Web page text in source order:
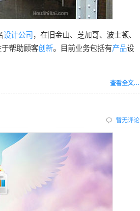
设计公司 ，在旧金山、芝加哥、波士顿、
帮助顾客创新。目前业务包括有产品设
查看全文…
暂无评论